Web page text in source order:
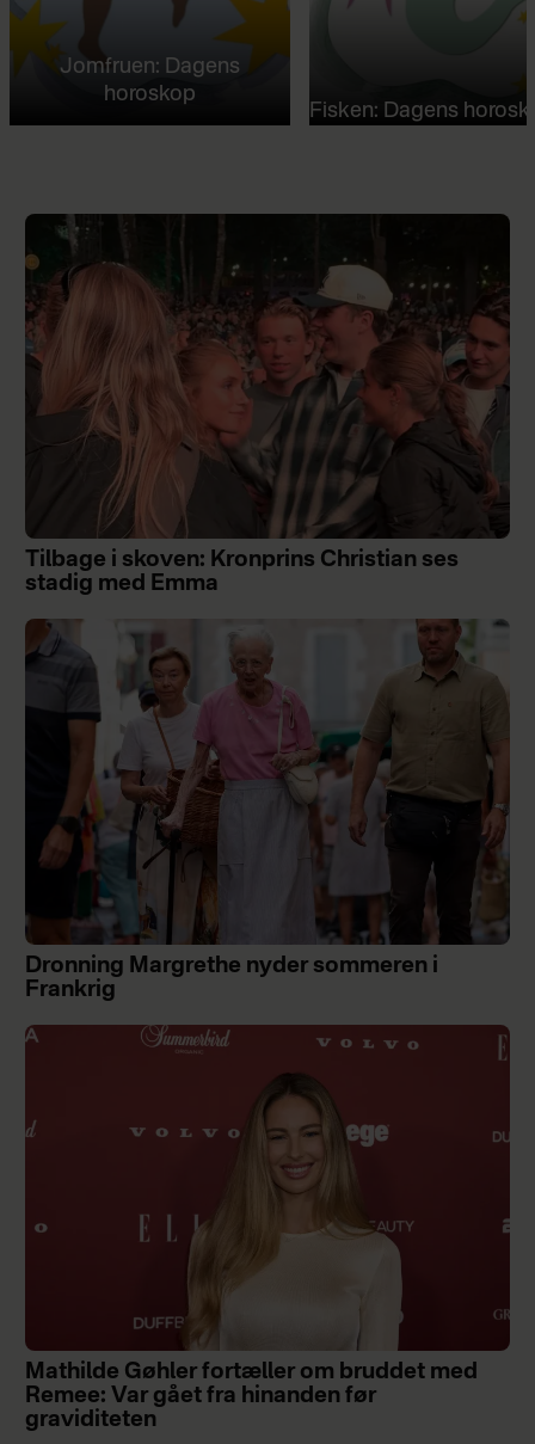
Jomfruen: Dagens
horoskop
Fisken: Dagens
Tilbage i skoven: Kronprins Christian ses
stadig med Emma
Dronning Margrethe nyder sommeren i
Frankrig
Mathilde Gøhler fortæller om bruddet med
Remee: Var gået fra hinanden før
graviditeten